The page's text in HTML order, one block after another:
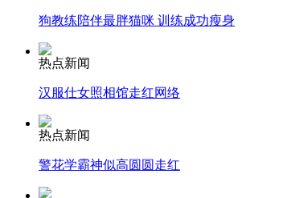
消防员救轻生者
纽约上演“枕头大战”
司机酒驾遇交警 急速倒车逃窜
狗教练陪伴最胖猫咪 训练成功瘦身
热点新闻
汉服仕女照相馆走红网络
热点新闻
警花学霸神似高圆圆走红